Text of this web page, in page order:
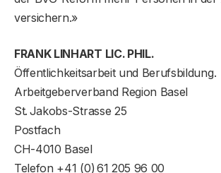
versichern.»
FRANK LINHART LIC. PHIL.
Öffentlichkeitsarbeit und Berufsbildung.
Arbeitgeberverband Region Basel
St. Jakobs-Strasse 25
Postfach
CH-4010 Basel
Telefon +41 (0) 61 205 96 00